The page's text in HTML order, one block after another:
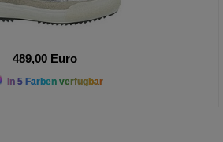
489,00 Euro
In 5 Farben verfügbar